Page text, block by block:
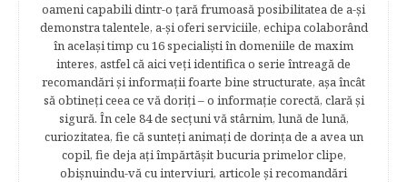
oameni capabili dintr-o ţară frumoasă posibilitatea de a-şi
demonstra talentele, a-şi oferi serviciile, echipa colaborând
în acelaşi timp cu 16 specialişti în domeniile de maxim
interes, astfel că aici veţi identifica o serie întreagă de
recomandări şi informaţii foarte bine structurate, aşa încât
să obtineţi ceea ce vă doriţi – o informaţie corectă, clară şi
sigură. În cele 84 de secțuni vă stârnim, lună de lună,
curiozitatea, fie că sunteţi animaţi de dorinţa de a avea un
copil, fie deja aţi împărtăşit bucuria primelor clipe,
obişnuindu-vă cu interviuri, articole şi recomandări